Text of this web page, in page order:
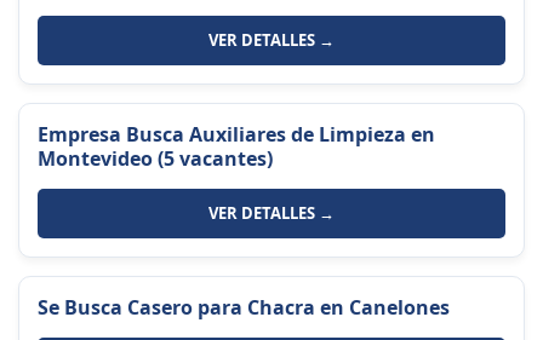
VER DETALLES →
Empresa Busca Auxiliares de Limpieza en
Montevideo (5 vacantes)
VER DETALLES →
Se Busca Casero para Chacra en Canelones